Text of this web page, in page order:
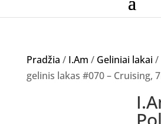
Pradžia / I.Am / Geliniai lakai /
gelinis lakas #070 – Cruising,